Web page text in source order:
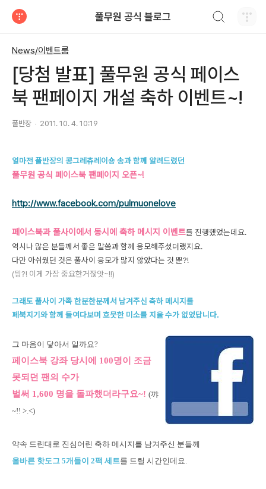
풀무원 공식 블로그
News/이벤트룸
[당첨 발표] 풀무원 공식 페이스
북 팬페이지 개설 축하 이벤트~!
풀반장 2011. 10. 4. 10:19
얼마전 풀반장의 콩그레츄레이숑 송과 함께 알려드렸던
풀무원 공식 페이스북 팬페이지 오픈~!
http://www.facebook.com/pulmuonelove
페이스북과 풀사이에서 동시에 축하 메시지 이벤트를 진행했었는데요.
역시나 많은 분들께서 좋은 말씀과 함께 응모해주셨더랬지요.
다만 아쉬웠던 것은 풀사이 응모가 많지 않았다는 것 뿐?!
(믱?! 이게 가장 중요한거잖앗~!!)
그래도 풀사이 가족 한분한분께서 남겨주신 축하 메시지를
페북지기와 함께 들여다보며 흐믓한 미소를 지울 수가 없었답니다.
그 마음이 닿아서 일까요?
페이스북 강좌 당시에 100명이 조금
못되던 팬의 수가
벌써 1,600 명을 돌파했더라구요~! (꺄
~!! >.<)
약속 드린대로 진심어린 축하 메시지를 남겨주신 분들께
올바른 핫도그 5개들이 2팩 세트를 드릴 시간인데요.